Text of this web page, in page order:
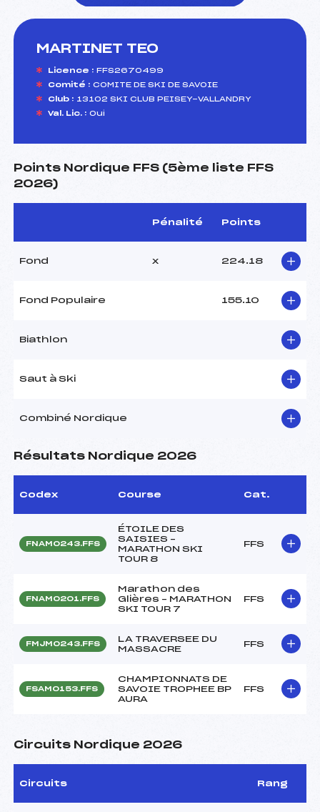
MARTINET TEO
Licence : FFS2670499
Comité : COMITE DE SKI DE SAVOIE
Club : 13102 SKI CLUB PEISEY-VALLANDRY
Val. Lic. : Oui
Points Nordique FFS (5ème liste FFS
2026)
Pénalité Points
Fond x 224.18
Fond Populaire 155.10
Biathlon
Saut à Ski
Combiné Nordique
Résultats Nordique 2026
Codex Course Cat.
FNAM0243.FFS
ÉTOILE DES
SAISIES –
MARATHON SKI
TOUR 8
FFS
FNAM0201.FFS
Marathon des
Glières – MARATHON
SKI TOUR 7
FFS
FMJM0243.FFS
LA TRAVERSEE DU
MASSACRE
FFS
FSAM0153.FFS
CHAMPIONNATS DE
SAVOIE TROPHEE BP
AURA
FFS
Circuits Nordique 2026
Circuits Rang